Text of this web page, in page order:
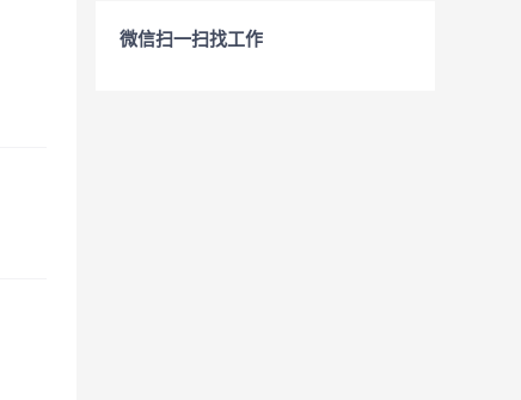
微信扫一扫找工作